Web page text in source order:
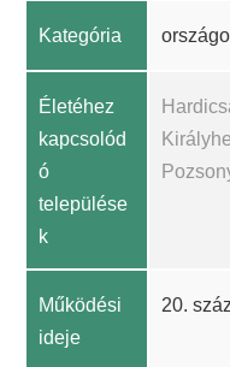
Kategória
Életéhez
kapcsolód
ó
települése
k
Működési
ideje
20.